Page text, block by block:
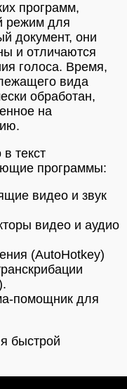
программ,
режим для
документ, они
и отличаются
голоса. Время,
вида
обработан,
на
текст
программы:
видео и звук
видео и аудио
(AutoHotkey)
помощник для
быстрой